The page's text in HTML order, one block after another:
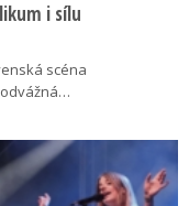
i sílu
scéna